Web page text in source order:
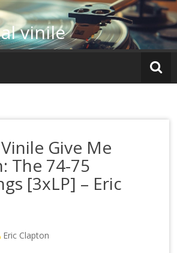
vinile
Give Me
The 74-75
[3xLP] – Eric
Eric Clapton